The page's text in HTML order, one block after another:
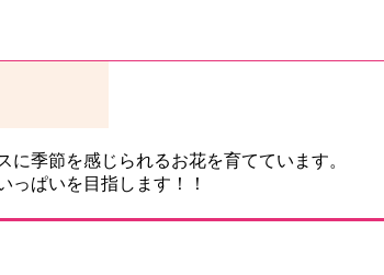
に季節を感じられるお花を育てています。
っぱいを目指します！！